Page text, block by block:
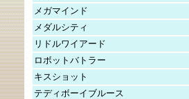
メガマインド
メダルシティ
リドルワイアード
ロボットバトラー
キスショット
テディボーイブルース